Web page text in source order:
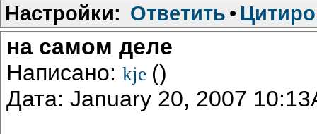
Настройки: Ответить •
на самом деле
Написано: kje ()
Дата: January 20, 2007